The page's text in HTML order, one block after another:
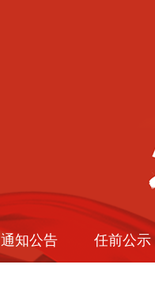
通知公告 任前公示